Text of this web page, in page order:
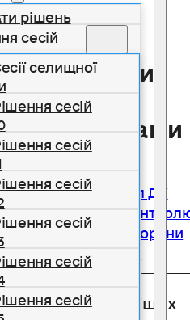
рішень
сесій
селищної
сесій
сесій
сесій
сесій
сесій
сесій
проти
наркотиками
обігу
відділ ДУ
обласний центр
Міністерства охорони
державні органи
з найнебезпечніших